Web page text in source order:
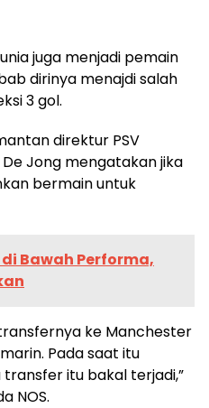
juga menjadi pemain
dirinya menajdi salah
3 gol.
direktur PSV
Jong mengatakan jika
bermain untuk
Bawah Performa,
ke Manchester
Pada saat itu
itu bakal terjadi,”
NOS.